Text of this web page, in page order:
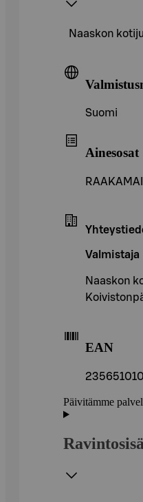
Naaskon
Suomi
Ainesosat
Valmistaja
Naaskon
EAN
Päivitämme